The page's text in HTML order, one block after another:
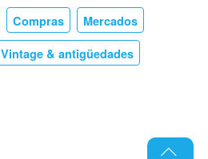
Compras Mercados
Vintage & antigüedades